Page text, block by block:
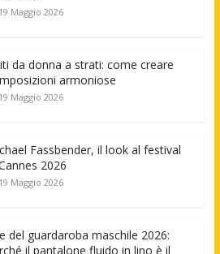
19 Maggio 2026
da donna a strati: come creare
armoniose
19 Maggio 2026
Fassbender, il look al festival
2026
19 Maggio 2026
del guardaroba maschile 2026:
il pantalone fluido in lino è il